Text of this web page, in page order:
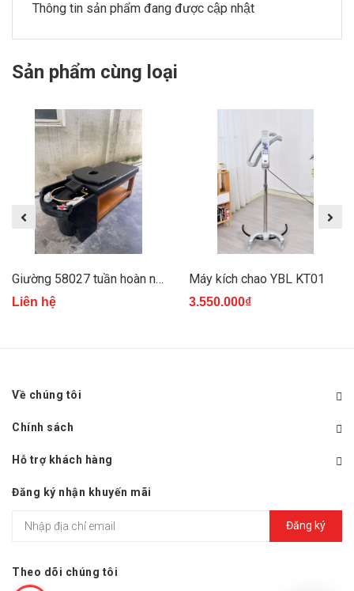
Thông tin sản phẩm đang được cập nhật
Sản phẩm cùng loại
Giường 58027 tuần hoàn nước chân gỗ
Liên hệ
Máy kích chao YBL KT01
3.550.000₫
Về chúng tôi
Chính sách
Hỗ trợ khách hàng
Đăng ký nhận khuyến mãi
Đăng ký
Theo dõi chúng tôi